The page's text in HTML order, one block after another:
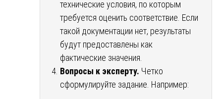
технические условия, по которым
требуется оценить соответствие. Если
такой документации нет, результаты
будут предоставлены как
фактические значения.
Вопросы к эксперту. Четко
сформулируйте задание. Например: